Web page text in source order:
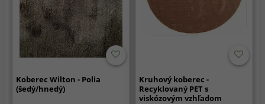
Koberec Wilton - Polia
(šedý/hnedý)
Kruhový koberec -
Recyklovaný PET s
viskózovým vzhľadom